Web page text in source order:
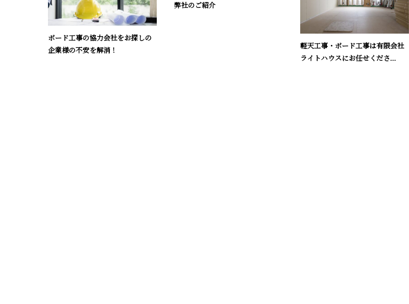
ボード工事の協力会社をお探しの
企業様の不安を解消！
弊社のご紹介
軽天工事・ボード工事は有限会社
ライトハウスにお任せくださ...